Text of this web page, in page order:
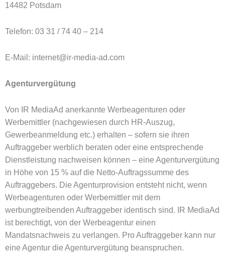
14482 Potsdam
Telefon: 03 31 / 74 40 – 214
E-Mail: internet@ir-media-ad.com
Agenturvergütung
Von IR MediaAd anerkannte Werbeagenturen oder
Werbemittler (nachgewiesen durch HR-Auszug,
Gewerbeanmeldung etc.) erhalten – sofern sie ihren
Auftraggeber werblich beraten oder eine entsprechende
Dienstleistung nachweisen können – eine Agenturvergütung
in Höhe von 15 % auf die Netto-Auftragssumme des
Auftraggebers. Die Agenturprovision entsteht nicht, wenn
Werbeagenturen oder Werbemittler mit dem
werbungtreibenden Auftraggeber identisch sind. IR MediaAd
ist berechtigt, von der Werbeagentur einen
Mandatsnachweis zu verlangen. Pro Auftraggeber kann nur
eine Agentur die Agenturvergütung beanspruchen.